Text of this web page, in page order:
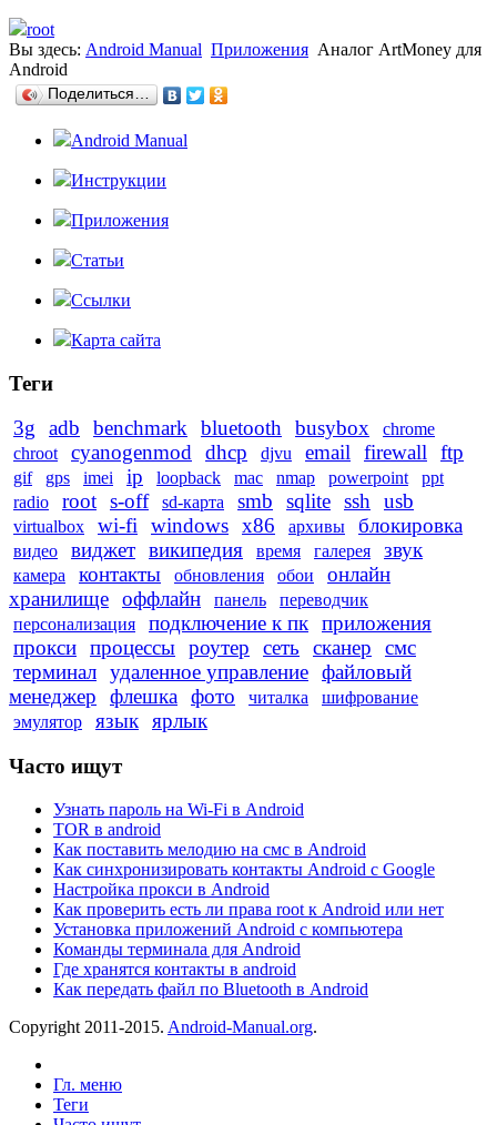
root
Вы здесь: Android Manual Приложения Аналог ArtMoney для
Android
Поделиться…
Android Manual
Инструкции
Приложения
Статьи
Ссылки
Карта сайта
Теги
3g
adb benchmark bluetooth busybox
chrome
chroot
cyanogenmod dhcp djvu email firewall ftp
gif gps imei ip loopback mac nmap powerpoint
ppt
radio
root s-off sd-карта smb sqlite ssh usb
virtualbox wi-fi windows x86 архивы блокировка
видео виджет википедия время галерея звук
камера контакты обновления обои
онлайн
хранилище оффлайн панель
переводчик
персонализация
подключение к пк приложения
прокси процессы роутер сеть сканер
смс
терминал удаленное управление файловый
менеджер
флешка фото читалка
шифрование
эмулятор
язык ярлык
Часто ищут
Узнать пароль на Wi-Fi в Android
TOR в android
Как поставить мелодию на смс в Android
Как синхронизировать контакты Android с Google
Настройка прокси в Android
Как проверить есть ли права root к Android или нет
Установка приложений Android с компьютера
Команды терминала для Android
Где хранятся контакты в android
Как передать файл по Bluetooth в Android
Copyright 2011-2015. Android-Manual.org.
Гл. меню
Теги